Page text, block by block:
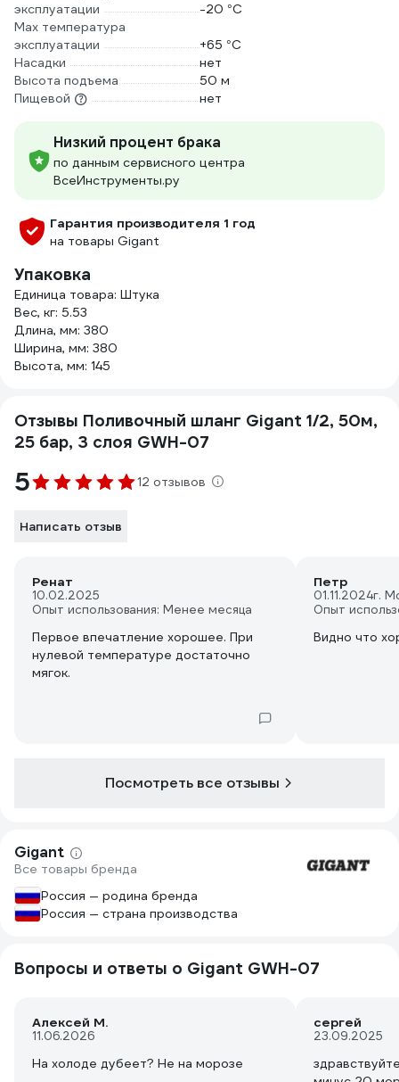
эксплуатации
-20 °С
Мах температура
эксплуатации
+65 °С
Насадки
нет
Высота подъема
50 м
Пищевой
нет
Низкий процент брака
по данным сервисного центра
ВсеИнструменты.ру
Гарантия производителя 1 год
на товары Gigant
Упаковка
Единица товара: Штука
Вес, кг: 5.53
Длина, мм: 380
Ширина, мм: 380
Высота, мм: 145
Отзывы Поливочный шланг Gigant 1/2, 50м,
25 бар, 3 слоя GWH-07
5 12 отзывов
Написать отзыв
Ренат
10.02.2025
Опыт использования: Менее месяца
Первое впечатление хорошее. При
нулевой температуре достаточно
мягок.
Петр
01.11.2024г.
Опыт
Видно что
Посмотреть все отзывы
Gigant
Все товары бренда
Россия — родина бренда
Россия — страна производства
Вопросы и ответы о Gigant GWH-07
Алексей М.
11.06.2026
На холоде дубеет? Не на морозе
сергей
23.09.2025